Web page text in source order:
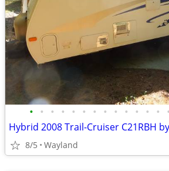
• • • • • • • • • • • • • •
Hybrid 2008 Trail-Cruiser C21RBH
8/5 Wayland